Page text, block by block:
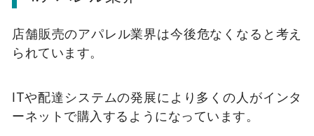
店舗販売のアパレル業界は今後危なくなると考え
られています。
ITや配達システムの発展により多くの人がインタ
ーネットで購入するようになっています。